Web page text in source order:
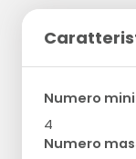
Numero
4
Numero